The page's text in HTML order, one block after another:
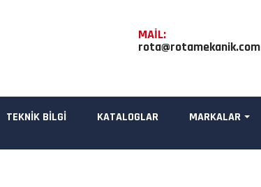
MAİL:
rota@rotamekanik.com
TEKNİK BİLGİ KATALOGLAR
MARKALAR